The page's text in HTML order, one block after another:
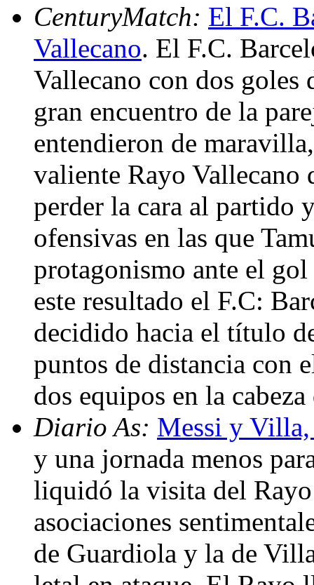
CenturyMatch: El F.C.
Vallecano. El F.C.
Vallecano con dos
gran encuentro de la
entendieron de
valiente Rayo Vallecano
perder la cara al partido
ofensivas en las que
protagonismo ante el
este resultado el F.C:
decidido hacia el título
puntos de distancia con
dos equipos en la
Diario As: Messi y
y una jornada menos
liquidó la visita del Rayo
asociaciones
de Guardiola y la de